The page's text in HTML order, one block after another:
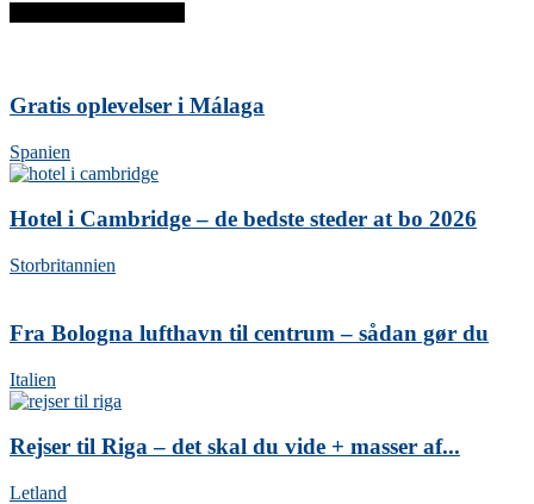
Gratis oplevelser i Málaga
Spanien
Hotel i Cambridge – de bedste steder at bo 2026
Storbritannien
Fra Bologna lufthavn til centrum – sådan gør du
Italien
Rejser til Riga – det skal du vide + masser af...
Letland